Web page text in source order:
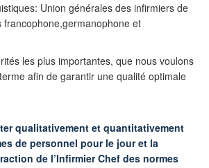
Union générales des infirmiers de
francophone,germanophone et
les plus importantes, que nous voulons
afin de garantir une qualité optimale
qualitativement et quantitativement
de personnel pour le jour et la
de l’Infirmier Chef des normes